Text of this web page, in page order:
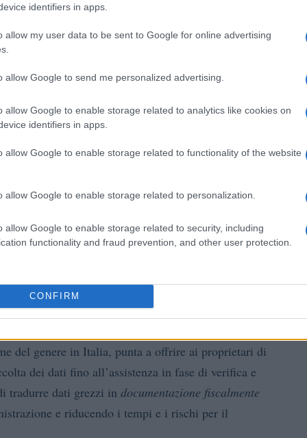
identifiers in apps.
allow my user data to be sent to Google for online advertising
allow Google to send me personalized advertising.
allow Google to enable storage related to analytics like cookies on
identifiers in apps.
allow Google to enable storage related to functionality of the website
allow Google to enable storage related to personalization.
allow Google to enable storage related to security, including
functionality and fraud prevention, and other user protection.
CONFIRM
una risposta integrata
una collaborazione tra lo studio
del genere in Italia, punta a offrire ai proprietari di
dei dati fino all’assistenza in fase di verifica e
tradurre dati grezzi in documentazione fiscalmente
e riducendo i tempi e i rischi per il